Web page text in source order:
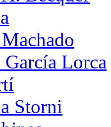
García Lorca
Storni